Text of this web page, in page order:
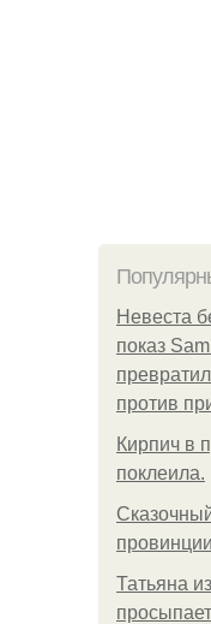
Невеста
показ
против
Кирпич в
поклеила.
Татьяна